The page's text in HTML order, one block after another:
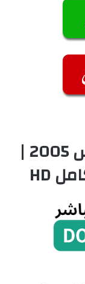
فيلم كرتون جثة العروس 2005 |